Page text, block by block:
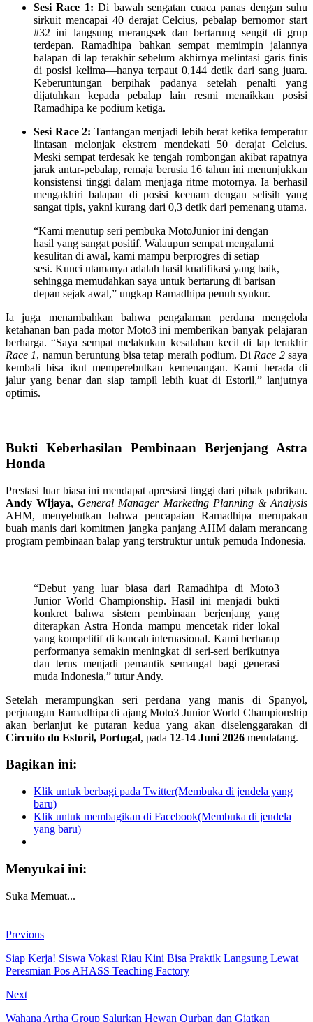
Sesi Race 1: Di bawah sengatan cuaca panas dengan suhu
sirkuit mencapai 40 derajat Celcius, pebalap bernomor start
#32 ini langsung merangsek dan bertarung sengit di grup
terdepan. Ramadhipa bahkan sempat memimpin jalannya
balapan di lap terakhir sebelum akhirnya melintasi garis finis
di posisi kelima—hanya terpaut 0,144 detik dari sang juara.
Keberuntungan berpihak padanya setelah penalti yang
dijatuhkan kepada pebalap lain resmi menaikkan posisi
Ramadhipa ke podium ketiga.
Sesi Race 2: Tantangan menjadi lebih berat ketika temperatur
lintasan melonjak ekstrem mendekati 50 derajat Celcius.
Meski sempat terdesak ke tengah rombongan akibat rapatnya
jarak antar-pebalap, remaja berusia 16 tahun ini menunjukkan
konsistensi tinggi dalam menjaga ritme motornya. Ia berhasil
mengakhiri balapan di posisi keenam dengan selisih yang
sangat tipis, yakni kurang dari 0,3 detik dari pemenang utama.
“Kami menutup seri pembuka MotoJunior ini dengan
hasil yang sangat positif. Walaupun sempat mengalami
kesulitan di awal, kami mampu berprogres di setiap
sesi. Kunci utamanya adalah hasil kualifikasi yang baik,
sehingga memudahkan saya untuk bertarung di barisan
depan sejak awal,” ungkap Ramadhipa penuh syukur.
Ia juga menambahkan bahwa pengalaman perdana mengelola
ketahanan ban pada motor Moto3 ini memberikan banyak pelajaran
berharga. “Saya sempat melakukan kesalahan kecil di lap terakhir
Race 1, namun beruntung bisa tetap meraih podium. Di Race 2saya
kembali bisa ikut memperebutkan kemenangan. Kami berada di
jalur yang benar dan siap tampil lebih kuat di Estoril,” lanjutnya
optimis.
Bukti Keberhasilan Pembinaan Berjenjang Astra
Honda
Prestasi luar biasa ini mendapat apresiasi tinggi dari pihak pabrikan.
Andy Wijaya, General Manager Marketing Planning & Analysis
AHM, menyebutkan bahwa pencapaian Ramadhipa merupakan
buah manis dari komitmen jangka panjang AHM dalam merancang
program pembinaan balap yang terstruktur untuk pemuda Indonesia.
“Debut yang luar biasa dari Ramadhipa di Moto3
Junior World Championship. Hasil ini menjadi bukti
konkret bahwa sistem pembinaan berjenjang yang
diterapkan Astra Honda mampu mencetak rider lokal
yang kompetitif di kancah internasional. Kami berharap
performanya semakin meningkat di seri-seri berikutnya
dan terus menjadi pemantik semangat bagi generasi
muda Indonesia,” tutur Andy.
Setelah merampungkan seri perdana yang manis di Spanyol,
perjuangan Ramadhipa di ajang Moto3 Junior World Championship
akan berlanjut ke putaran kedua yang akan diselenggarakan di
Circuito do Estoril, Portugal, pada 12-14 Juni 2026 mendatang.
Bagikan ini:
Klik untuk berbagi pada Twitter(Membuka di jendela yang
baru)
Klik untuk membagikan di Facebook(Membuka di jendela
yang baru)
Menyukai ini:
Suka Memuat...
Previous
Siap Kerja! Siswa Vokasi Riau Kini Bisa Praktik Langsung Lewat
Peresmian Pos AHASS Teaching Factory
Next
Wahana Artha Group Salurkan Hewan Qurban dan Giatkan